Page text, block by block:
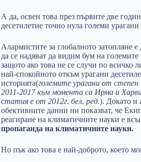
А да, освен това през първите две
десетилетие точно нула големи
Алармистите за глобалното затопляне е
да се надяват да видим бум на големите
защото ако това не се случи по всичко
най-спокойното откъм урагани
историята(големите урагани от степен
2011-2017 към момента са Ирма и
статия е от 2012г. бел. ред.). Докато и
обективните данни ни показват, че
реагиране на климатичните науки е
пропаганда на климатичните науки.
Но пък ако това е най-доброто, което